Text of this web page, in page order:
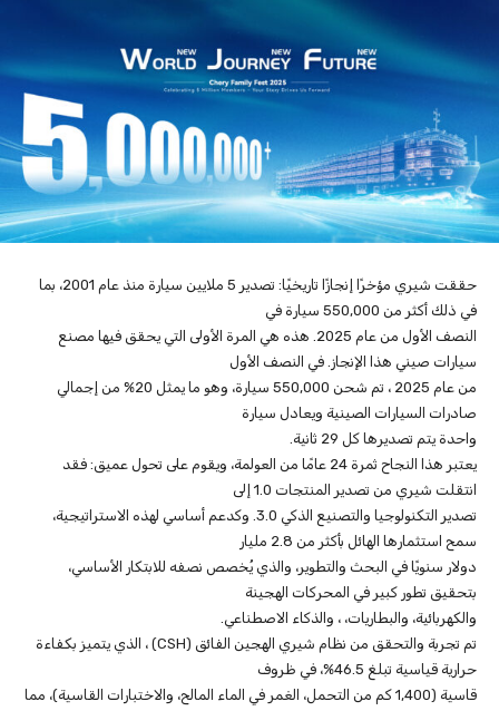
حققت شيري مؤخرًا إنجازًا تاريخيًا: تصدير 5 ملايين سيارة منذ عام 2001، بما
في ذلك أكثر من 550,000 سيارة في
النصف الأول من عام 2025. هذه هي المرة الأولى التي يحقق فيها مصنع
سيارات صيني هذا الإنجاز. في النصف الأول
من عام 2025 ، تم شحن 550,000 سيارة، وهو ما يمثل 20% من إجمالي
صادرات السيارات الصينية ويعادل سيارة
واحدة يتم تصديرها كل 29 ثانية.
يعتبر هذا النجاح ثمرة 24 عامًا من العولمة، ويقوم على تحول عميق: فقد
انتقلت شيري من تصدير المنتجات 1.0 إلى
تصدير التكنولوجيا والتصنيع الذكي 3.0. وكدعم أساسي لهذه الاستراتيجية،
سمح استثمارها الهائل بأكثر من 2.8 مليار
دولار سنويًا في البحث والتطوير، والذي يُخصص نصفه للابتكار الأساسي،
بتحقيق تطور كبير في المحركات الهجينة
والكهربائية، والبطاريات، ، والذكاء الاصطناعي.
تم تجربة والتحقق من نظام شيري الهجين الفائق (CSH) ، الذي يتميز بكفاءة
حرارية قياسية تبلغ 46.5%، في ظروف
قاسية (1,400 كم من التحمل، الغمر في الماء المالح، والاختبارات القاسية)، مما